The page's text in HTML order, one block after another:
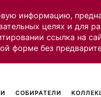
информацию,
целях и для
ссылка на
форме без
СОБИРАТЕЛИ